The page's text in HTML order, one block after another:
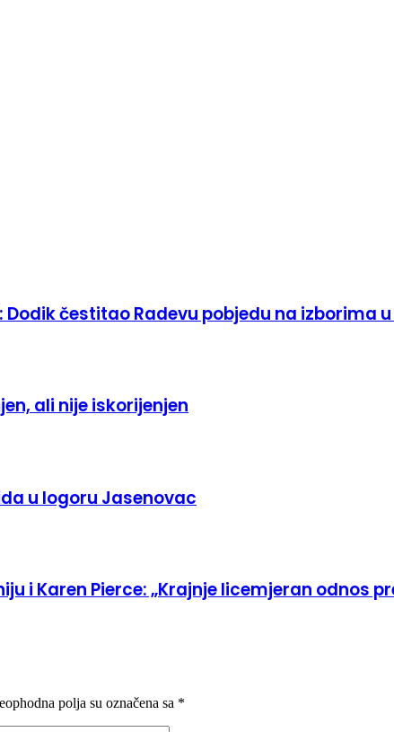
Dodik čestitao Radevu pobjedu na izborima
ali nije iskorijenjen
u logoru Jasenovac
i Karen Pierce: „Krajnje licemjeran odnos
polja su označena sa *